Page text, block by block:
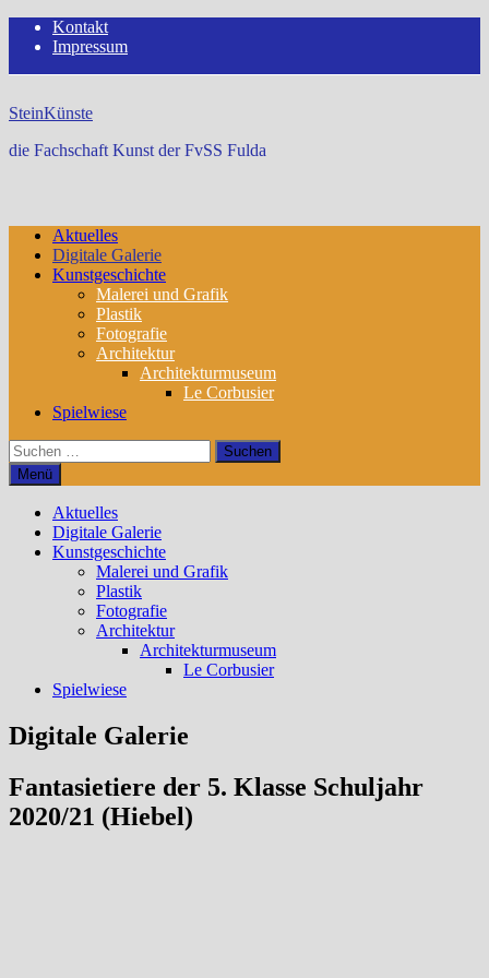
Zum
Inhalt
Kontakt
Impressum
SteinKünste
die Fachschaft Kunst der FvSS Fulda
Aktuelles
Digitale Galerie
Kunstgeschichte
Malerei und Grafik
Plastik
Fotografie
Architektur
Architekturmuseum
Le Corbusier
Spielwiese
Suchen
nach:
Menü
Aktuelles
Digitale Galerie
Kunstgeschichte
Malerei und Grafik
Plastik
Fotografie
Architektur
Architekturmuseum
Le Corbusier
Spielwiese
Digitale Galerie
Fantasietiere der 5. Klasse Schuljahr
2020/21 (Hiebel)